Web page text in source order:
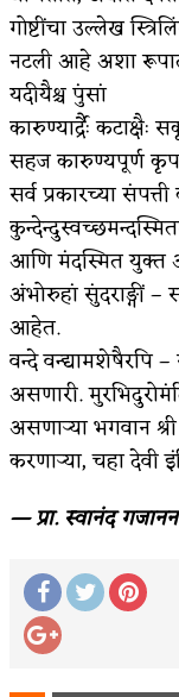
४
गोष्टींचा उल्लेख
नटली आहे अशा
यदीयैश्च पुंसां
कारुण्यार्द्रैः
सहज कारुण्यपूर्ण
सर्व प्रकारच्या
आणि मंदस्मित
अंभोरुहां सुंदराङ्गीं –
आहेत.
वन्दे वन्द्यामशेषैरपि
असणारी.
असणाऱ्या भगवान
करणाऱ्या, चहा देवी
— प्रा. स्वानंद